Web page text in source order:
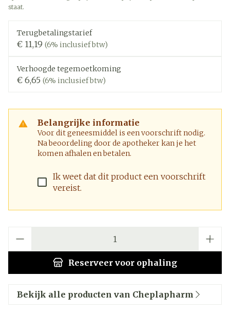
staat.
Terugbetalingstarief
€ 11,19 (6% inclusief btw)
Verhoogde tegemoetkoming
€ 6,65 (6% inclusief btw)
Belangrijke informatie
Voor dit geneesmiddel is een voorschrift nodig.
Na beoordeling door de apotheker kan je het
komen afhalen en betalen.
Ik weet dat dit product een voorschrift
vereist.
Reserveer voor ophaling
Bekijk alle producten van Cheplapharm